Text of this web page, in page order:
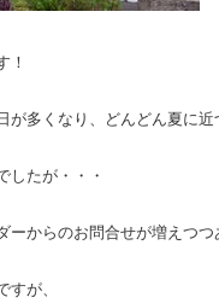
！
が多くなり、どんどん夏に近
したが・・・
ーからのお問合せが増えつつ
が、